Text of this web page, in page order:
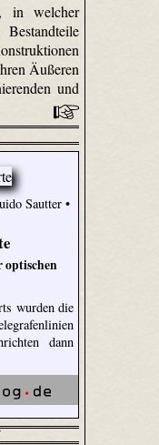
in welcher
Äußeren
und
Sautter •
optischen
wurden die
dann